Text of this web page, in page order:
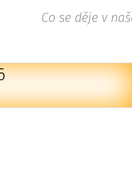
Co se děje v